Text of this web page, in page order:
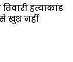
हत्याकांड
खुश नहीं